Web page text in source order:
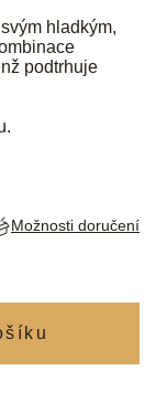
hladkým,
podtrhuje
Možnosti doručení